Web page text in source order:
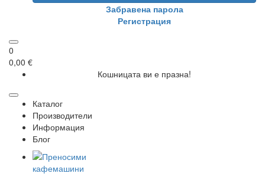
Забравена парола
Регистрация
0
0,00 €
Кошницата ви е празна!
Каталог
Производители
Информация
Блог